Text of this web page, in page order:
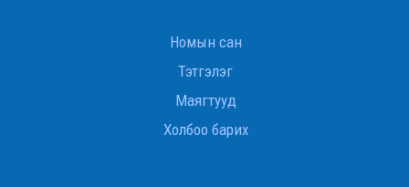
Номын сан
Тэтгэлэг
Маягтууд
Холбоо барих